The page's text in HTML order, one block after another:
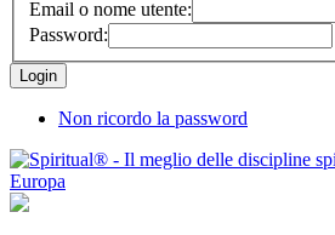
Email o nome utente:
Password:
Non ricordo la password